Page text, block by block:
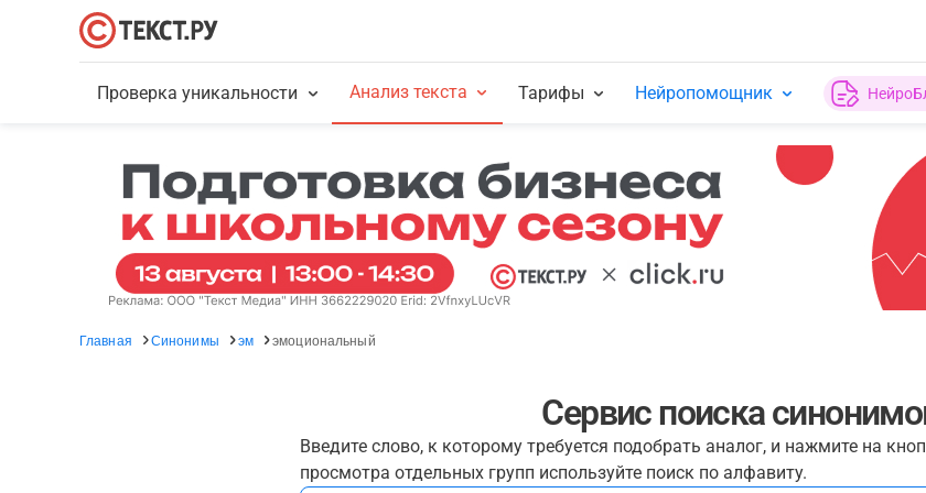
Проверка уникальности Анализ текста Тарифы Нейропомощник
Главная Синонимы эм эмоциональный
Сервис поиска
Введите слово, к которому требуется подобрать аналог, и нажмите на
просмотра отдельных групп используйте поиск по алфавиту.